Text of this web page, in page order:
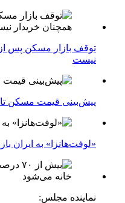
توقف بازار مسکن پس
نیست
پیش‌بینی قیمت مسکن تا
«لوفت‌هانزا» به ایران
نماینده مجلس: